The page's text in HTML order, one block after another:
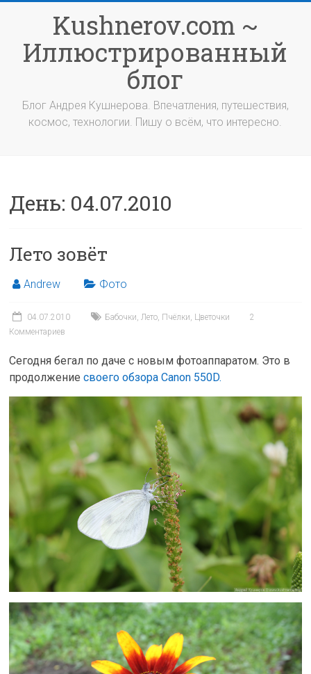
содержимомуKushnerov.com ~
Иллюстрированный
блог
Блог Андрея Кушнерова. Впечатления, путешествия,
космос, технологии. Пишу о всём, что интересно.
День: 04.07.2010
Лето зовёт
Andrew Фото
04.07.2010 Бабочки,Лето, Пчёлки, Цветочки
2
Комментариев
Сегодня бегал по даче с новым фотоаппаратом. Это в
продолжениесвоего обзора Canon 550D.